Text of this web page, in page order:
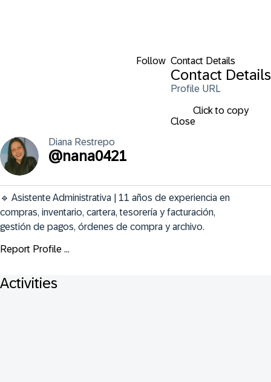
Follow Contact Details
Contact Details
Profile URL
Click to copy
Close
Diana Restrepo
@nana0421
🔹 Asistente Administrativa | 11 años de experiencia en
compras, inventario, cartera, tesorería y facturación,
gestión de pagos, órdenes de compra y archivo.
Report Profile ...
Activities